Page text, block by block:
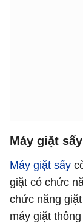
Máy giặt
Máy giặt sấy
giặt có chức
chức năng
máy giặt